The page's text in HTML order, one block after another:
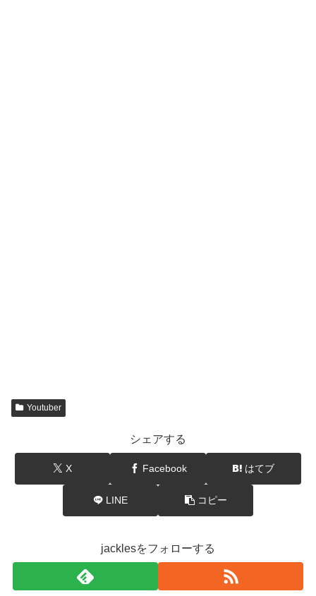
Youtuber
シェアする
X Facebook はてブ
LINE コピー
jacklesをフォローする